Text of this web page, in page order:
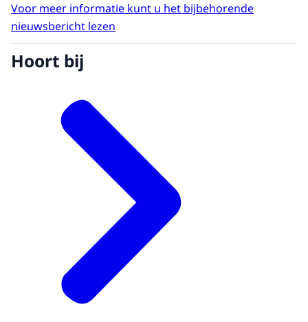
Voor meer informatie kunt u het bijbehorende
nieuwsbericht lezen
Hoort bij